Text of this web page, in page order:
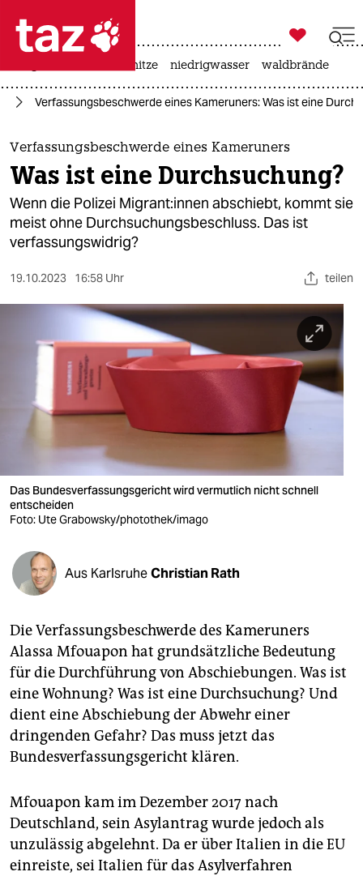
 taz zahl ich
taz zahl ich
themen
politik
öko
gesellschaft
nord
wahrheit
verlag
verlag
shop
fragen & hilfe
unterstützen
abo
genossenschaft
epaper login

taz zahl ich
hitze niedrigwasser waldbrände
Verfassungsbeschwerde eines Kameruners: Was ist eine
Verfassungsbeschwerde eines Kameruners
Was ist eine Durchsuchung?
Wenn die Polizei Mi­gran­t:in­nen abschiebt, kommt sie
meist ohne Durchsuchungsbeschluss. Das ist
verfassungswidrig?
19.10.2023 16:58 Uhr teilen
Das Bundesverfassungsgericht wird vermutlich nicht schnell
entscheiden
Foto: Ute Grabowsky/photothek/imago
Aus KarlsruheChristian Rath
Die Verfassungsbeschwerde des Kameruners
Alassa Mfouapon hat grundsätzliche Bedeutung
für die Durchführung von Abschiebungen. Was ist
eine Wohnung? Was ist eine Durchsuchung? Und
dient eine Abschiebung der Abwehr einer
dringenden Gefahr? Das muss jetzt das
Bundesverfassungsgericht klären.
Mfouapon kam im Dezember 2017 nach
Deutschland, sein Asylantrag wurde jedoch als
unzulässig abgelehnt. Da er über Italien in die EU
einreiste, sei Italien für das Asylverfahren